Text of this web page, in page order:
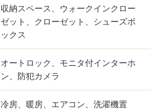
収納スペース、ウォークインクロー
ゼット、クローゼット、シューズボ
ックス
オートロック、モニタ付インターホ
ン、防犯カメラ
冷房、暖房、エアコン、洗濯機置